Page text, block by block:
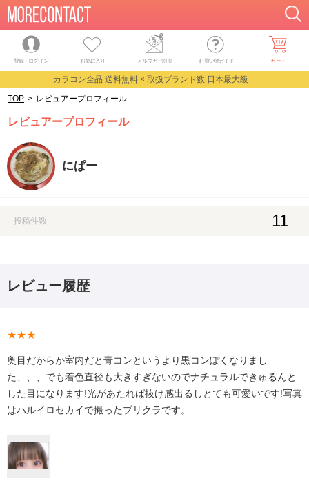
登録・ログイン お気に入り メルマガ・割引 お買い物ガイド カート
カラコン全品 送料無料 × 取扱ブランド数 日本最大級
TOP > レビュアープロフィール
レビュアープロフィール
にぱー
投稿件数 11
レビュー履歴
★★★
奥目だからか室内だと青コンというより黒コンぽくなりまし
た、、、でも着色直径も大きすぎないのでナチュラルできゅるんと
した目になります!光があたれば抜け感出るしとても可愛いです!写真
はハルイロセカイで撮ったプリクラです。